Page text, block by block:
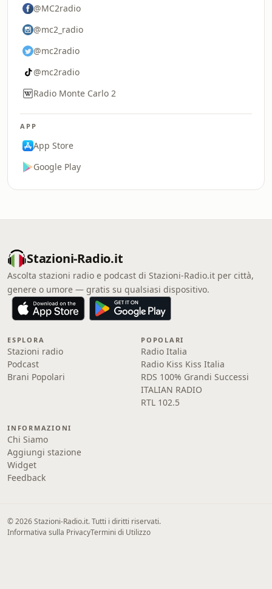
@MC2radio
@mc2_radio
@mc2radio
@mc2radio
Radio Monte Carlo 2
APP
App Store
Google Play
Stazioni-Radio.it
Ascolta stazioni radio e podcast di Stazioni-Radio.it per città,
genere o umore — gratis su qualsiasi dispositivo.
ESPLORA
Stazioni radio
Podcast
Brani Popolari
POPOLARI
Radio Italia
Radio Kiss Kiss Italia
RDS 100% Grandi Successi
ITALIAN RADIO
RTL 102.5
INFORMAZIONI
Chi Siamo
Aggiungi stazione
Widget
Feedback
© 2026 Stazioni-Radio.it. Tutti i diritti riservati.
Informativa sulla PrivacyTermini di Utilizzo